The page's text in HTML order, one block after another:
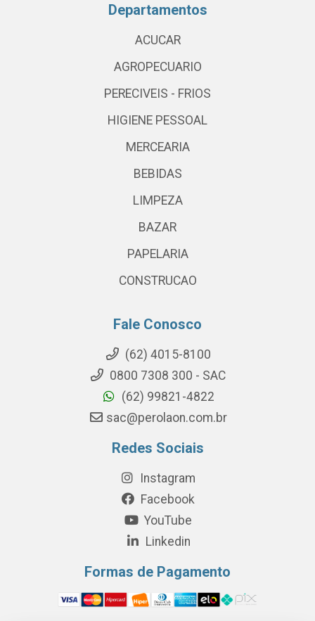
Departamentos
ACUCAR
AGROPECUARIO
PERECIVEIS - FRIOS
HIGIENE PESSOAL
MERCEARIA
BEBIDAS
LIMPEZA
BAZAR
PAPELARIA
CONSTRUCAO
Fale Conosco
(62) 4015-8100
0800 7308 300 - SAC
(62) 99821-4822
sac@perolaon.com.br
Redes Sociais
Instagram
Facebook
YouTube
Linkedin
Formas de Pagamento